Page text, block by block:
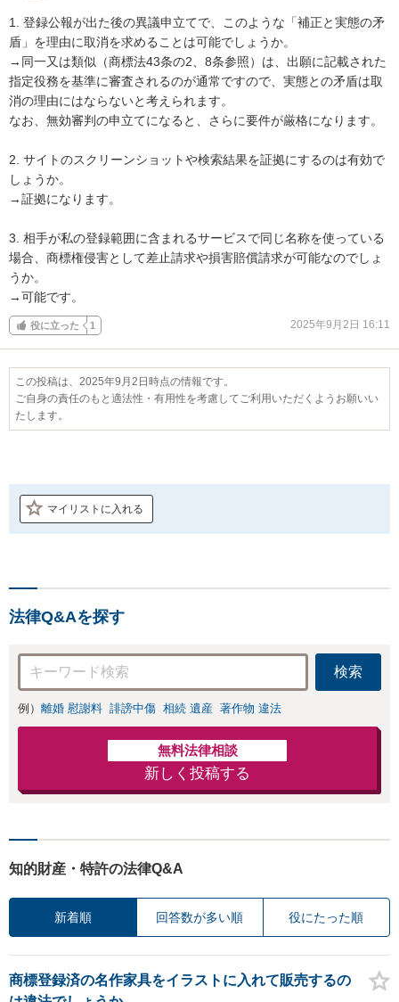
1. 登録公報が出た後の異議申立てで、このような「補正と実態の矛
盾」を理由に取消を求めることは可能でしょうか。
→同一又は類似（商標法43条の2、8条参照）は、出願に記載された
指定役務を基準に審査されるのが通常ですので、実態との矛盾は取
消の理由にはならないと考えられます。
なお、無効審判の申立てになると、さらに要件が厳格になります。
2. サイトのスクリーンショットや検索結果を証拠にするのは有効で
しょうか。
→証拠になります。
3. 相手が私の登録範囲に含まれるサービスで同じ名称を使っている
場合、商標権侵害として差止請求や損害賠償請求が可能なのでしょ
うか。
→可能です。
役に立った 1 2025年9月2日 16:11
この投稿は、2025年9月2日時点の情報です。
ご自身の責任のもと適法性・有用性を考慮してご利用いただくようお願いい
たします。
マイリストに入れる
法律Q&Aを探す
検索
例） 離婚 慰謝料 誹謗中傷 相続 遺産 著作物 違法
無料法律相談
新しく投稿する
知的財産・特許の法律Q&A
新着順 回答数が多い順 役にたった順
商標登録済の名作家具をイラストに入れて販売するの